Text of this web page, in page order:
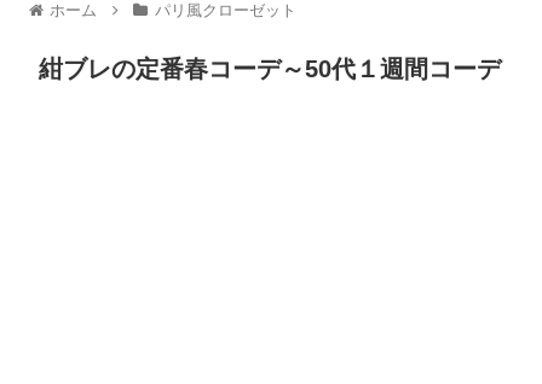
ホーム パリ風クローゼット
紺ブレの定番春コーデ～50代１週間コーデ